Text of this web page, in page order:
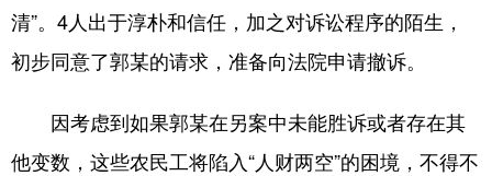
清”。4人出于淳朴和信任，加之对诉讼程序的陌生，
初步同意了郭某的请求，准备向法院申请撤诉。
因考虑到如果郭某在另案中未能胜诉或者存在其
他变数，这些农民工将陷入“人财两空”的困境，不得不